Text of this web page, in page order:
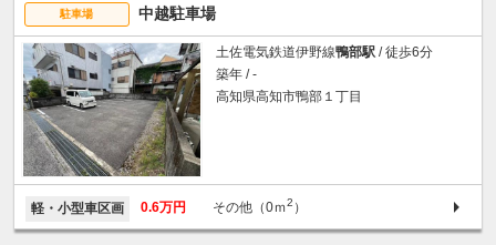
駐車場 中越駐車場
土佐電気鉄道伊野線鴨部駅 / 徒歩6分
築年 / -
高知県高知市鴨部１丁目
軽・小型車区画 0.6万円 その他（0ｍ2 ）